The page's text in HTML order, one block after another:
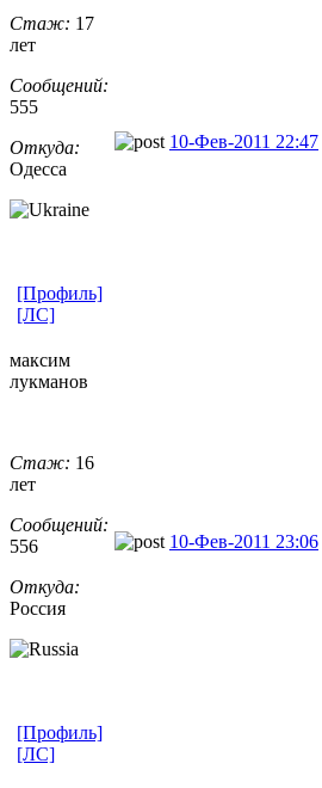
Стаж: 17
лет
Сообщений:
555
Откуда:
Одесса
10-Фев-2011 22:47
[Профиль]
[ЛС]
максим
лукманов
Стаж: 16
лет
Сообщений:
556
Откуда:
Россия
10-Фев-2011 23:06
[Профиль]
[ЛС]